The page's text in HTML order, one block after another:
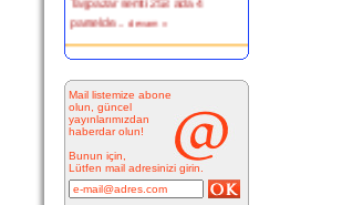
parselde... devam »
Kitabesiz Çeşmeler 4-
Resimde
görülen çeşme
İnkilap Caddesi
üzerinde yer
alan çarşı
bitiminde...
devam »
Mail listemize abone
olun, güncel
yayınlarımızdan
haberdar olun!
Bunun için,
Lütfen mail adresinizi girin.